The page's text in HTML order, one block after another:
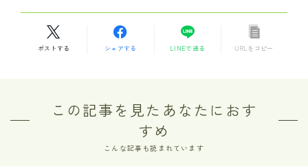
ポストする シェアする LINEで送る URLをコピー
この記事を見たあなたにおす
すめ
こんな記事も読まれています